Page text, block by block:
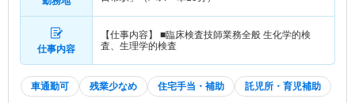
仕事内容
【仕事内容】 ■臨床検査技師業務全般 生化学的検
査、生理学的検査
車通勤可 残業少なめ 住宅手当・補助 託児所・育児補助